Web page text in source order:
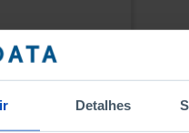
Detalhes
SERVIÇO NAS
SERVIÇO NAS